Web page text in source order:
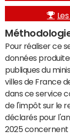
Pour réaliser ce
données
publiques du
villes de France
dans ce service
de l'impôt sur le
déclarés pour
2025 concernent